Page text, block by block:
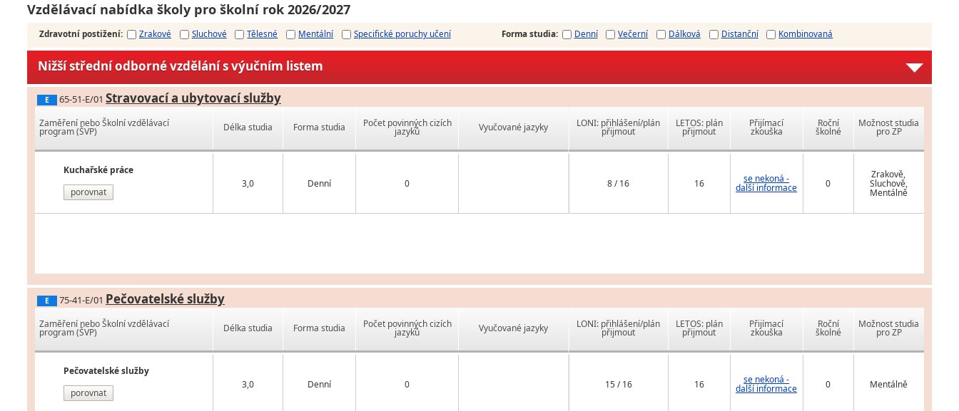
Vzdělávací nabídka školy pro školní rok 2026/2027
Zdravotní postižení: Zrakové Sluchové Tělesné Mentální Specifické poruchy učení Forma studia: Denní Večerní Dálková Distanční Kombinovaná
Nižší střední odborné vzdělání s výučním listem
E 65-51-E/01 Stravovací a ubytovací služby
Zaměření nebo Školní vzdělávací
program (ŠVP)
Kuchařské práce
porovnat
Délka studia Forma studia Počet povinných cizích
jazyků Vyučované jazyky
3,0 Denní 0
LONI: přihlášení/plán
přijmout
LETOS: plán
přijmout
Přijímací
zkouška
Roční
školné
Možnost studia
pro ZP
8 / 16 16 se nekoná -
další informace 0
Zrakově,
Sluchově,
Mentálně
E 75-41-E/01 Pečovatelské služby
Zaměření nebo Školní vzdělávací
program (ŠVP)
Pečovatelské služby
porovnat
Délka studia Forma studia Počet povinných cizích
jazyků Vyučované jazyky
3,0 Denní 0
LONI: přihlášení/plán
přijmout
LETOS: plán
přijmout
Přijímací
zkouška
Roční
školné
Možnost studia
pro ZP
15 / 16 16 se nekoná -
další informace 0 Mentálně